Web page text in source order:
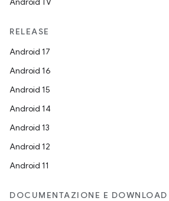
RELEASE
Android 17
Android 16
Android 15
Android 14
Android 13
Android 12
Android 11
DOCUMENTAZIONE E DOWNLOAD